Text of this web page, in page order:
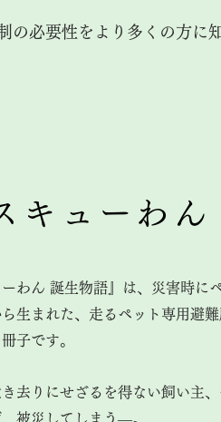
必要性をより多くの方に
キューわん
ーわん 誕生物語』は、災害時に
生まれた、走るペット専用避
子です。
去りにせざるを得ない飼い主
被災してしまう―。